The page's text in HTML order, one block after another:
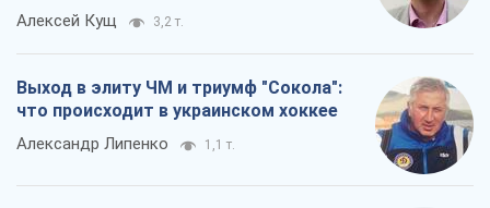
Алексей Кущ 3,2 т.
Выход в элиту ЧМ и триумф "Сокола":
что происходит в украинском хоккее
Александр Липенко 1,1 т.